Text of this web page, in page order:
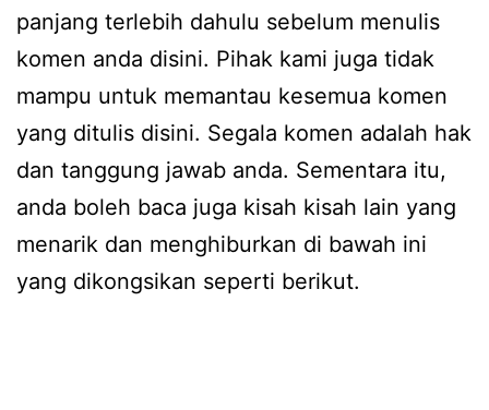
panjang terlebih dahulu sebelum menulis
komen anda disini. Pihak kami juga tidak
mampu untuk memantau kesemua komen
yang ditulis disini. Segala komen adalah hak
dan tanggung jawab anda. Sementara itu,
anda boleh baca juga kisah kisah lain yang
menarik dan menghiburkan di bawah ini
yang dikongsikan seperti berikut.